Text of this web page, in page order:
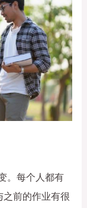
。每个人都有
之前的作业有很